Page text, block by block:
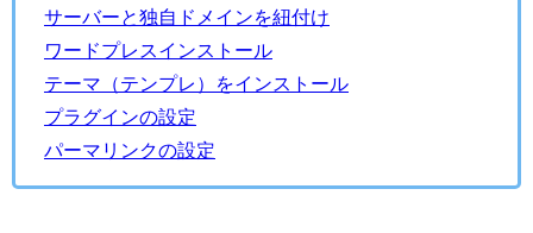
サーバーと独自ドメインを紐付け
ワードプレスインストール
テーマ（テンプレ）をインストール
プラグインの設定
パーマリンクの設定